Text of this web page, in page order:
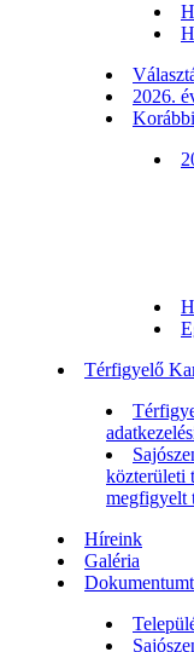
2026.
Térfigyelő
közterületi
megfigyelt
Híreink
Galéria